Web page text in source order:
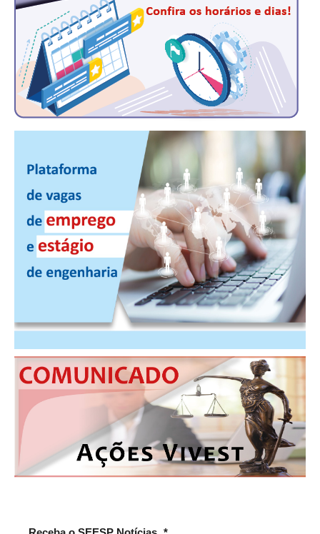
RES 1.002/2002 – CÓDIGO DE ÉTICA
HOMOLOGAÇÕES
PISO SALARIAL
FIQUE POR DENTRO
APRESENTAÇÃO
EMPREGO E ESTÁGIO
CARREIRA
AUTÔNOMOS E SERVIÇOS
GUIA DAS ENGENHARIAS
CONTATO
CURSOS
ENGENHEIRO EMPREENDEDOR
SEESP EDUCAÇÃO
PLATAFORMAS GRATUITAS